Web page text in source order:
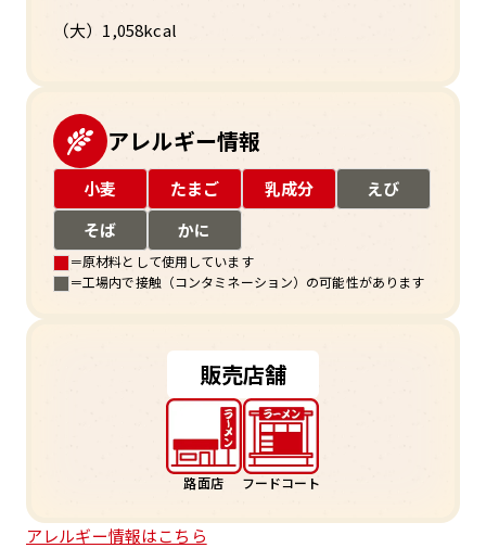
（大）1,058kcal
アレルギー情報
小麦 たまご 乳成分
えび
そば
かに
＝原材料として使用しています
＝工場内で接触（コンタミネーション）の可能性があります
販売店舗
路面店 フードコート
アレルギー情報はこちら